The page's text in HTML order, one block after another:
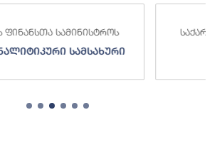
ფინანსთა სამინისტროს
სამსახური